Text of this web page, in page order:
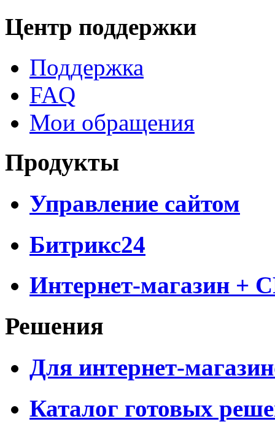
Центр поддержки
Поддержка
FAQ
Мои обращения
Продукты
Управление сайтом
Битрикс24
Интернет-магазин +
Решения
Для интернет-
Каталог готовых